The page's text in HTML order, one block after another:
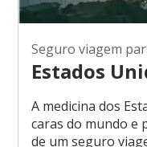
Seguro viagem
Estados
A medicina dos
caras do mundo e
de um seguro